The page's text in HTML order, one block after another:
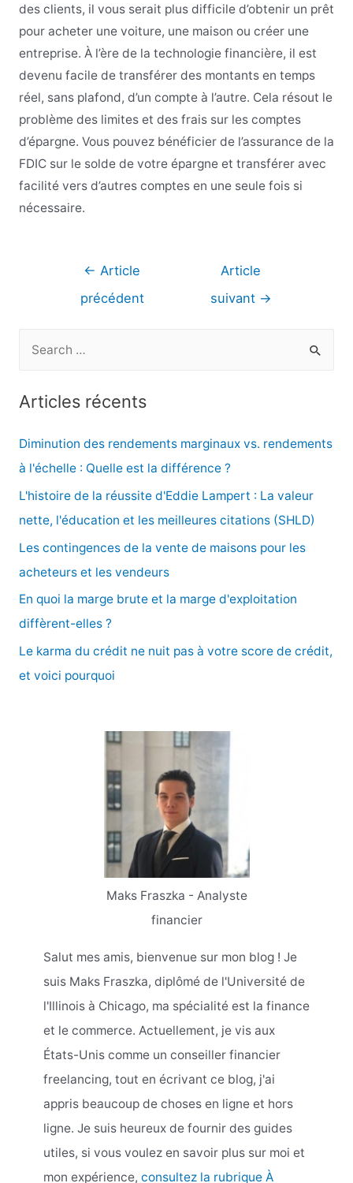
des clients, il vous serait plus difficile d’obtenir un prêt
pour acheter une voiture, une maison ou créer une
entreprise. À l’ère de la technologie financière, il est
devenu facile de transférer des montants en temps
réel, sans plafond, d’un compte à l’autre. Cela résout le
problème des limites et des frais sur les comptes
d’épargne. Vous pouvez bénéficier de l’assurance de la
FDIC sur le solde de votre épargne et transférer avec
facilité vers d’autres comptes en une seule fois si
nécessaire.
Navigation
l’article
← Article
précédent
Article
suivant →
e
r
Articles récents
Diminution des rendements marginaux vs. rendements
à l'échelle : Quelle est la différence ?
L'histoire de la réussite d'Eddie Lampert : La valeur
nette, l'éducation et les meilleures citations (SHLD)
Les contingences de la vente de maisons pour les
acheteurs et les vendeurs
En quoi la marge brute et la marge d'exploitation
diffèrent-elles ?
Le karma du crédit ne nuit pas à votre score de crédit,
et voici pourquoi
Maks Fraszka - Analyste
financier
Salut mes amis, bienvenue sur mon blog ! Je
suis Maks Fraszka, diplômé de l'Université de
l'Illinois à Chicago, ma spécialité est la finance
et le commerce. Actuellement, je vis aux
États-Unis comme un conseiller financier
freelancing, tout en écrivant ce blog, j'ai
appris beaucoup de choses en ligne et hors
ligne. Je suis heureux de fournir des guides
utiles, si vous voulez en savoir plus sur moi et
mon expérience, consultez la rubrique À